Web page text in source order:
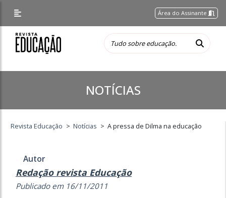
Área do Assinante
NOTÍCIAS
Revista Educação > Notícias > A pressa de Dilma na educação
Autor
Redação revista Educação
Publicado em 16/11/2011